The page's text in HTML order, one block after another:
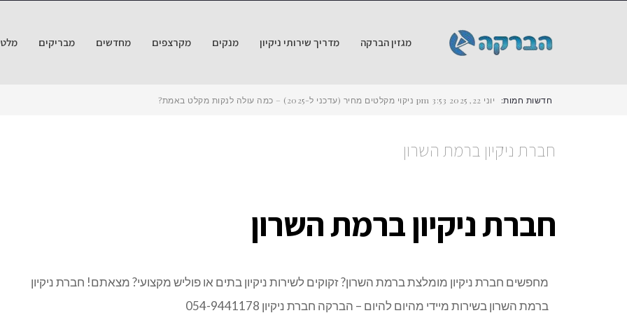
מגזין הברקה מדריך שירותי ניקיון מנקים מקרצפים מחדשים מבריקים
חדשות חמות: יוני 22, 2025 3:53 pm ניקוי מקלטים מחיר (עדכני ל-2025) – כמה עולה לנקות מקלט באמת?
חברת ניקיון ברמת השרון
חברת ניקיון ברמת השרון
מחפשים חברת ניקיון מומלצת ברמת השרון? זקוקים לשירות ניקיון בתים או פוליש מקצועי? מצאתם! חברת ניקיון
ברמת השרון בשירות מיידי מהיום להיום – הברקה חברת ניקיון 054-9441178